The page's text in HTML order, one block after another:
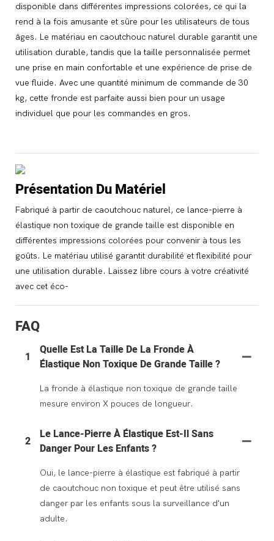
disponible dans différentes impressions colorées, ce qui la
rend à la fois amusante et sûre pour les utilisateurs de tous
âges. Le matériau en caoutchouc naturel durable garantit une
utilisation durable, tandis que la taille personnalisée permet
une prise en main confortable et une expérience de prise de
vue fluide. Avec une quantité minimum de commande de 30
kg, cette fronde est parfaite aussi bien pour un usage
individuel que pour les commandes en gros.
Présentation Du Matériel
Fabriqué à partir de caoutchouc naturel, ce lance-pierre à
élastique non toxique de grande taille est disponible en
différentes impressions colorées pour convenir à tous les
goûts. Le matériau utilisé garantit durabilité et flexibilité pour
une utilisation durable. Laissez libre cours à votre créativité
avec cet éco-
FAQ
1
Quelle Est La Taille De La Fronde À
Élastique Non Toxique De Grande Taille ?
La fronde à élastique non toxique de grande taille
mesure environ X pouces de longueur.
2
Le Lance-Pierre À Élastique Est-Il Sans
Danger Pour Les Enfants ?
Oui, le lance-pierre à élastique est fabriqué à partir
de caoutchouc non toxique et peut être utilisé sans
danger par les enfants sous la surveillance d'un
adulte.